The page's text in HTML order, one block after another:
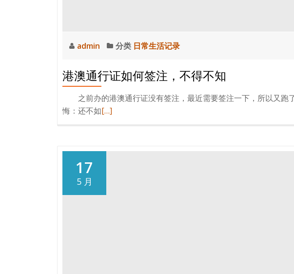
admin 分类 日常生活记录
港澳通行证如何签注，不得不知
之前办的港澳通行证没有签注，最近需要签注一下，所以又跑
悔：还不如阅
行
[…]
17
5 月